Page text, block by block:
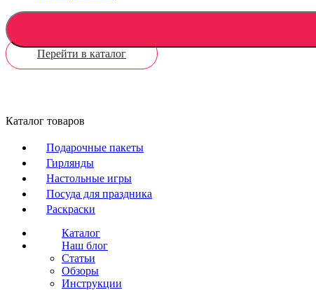
Перейти в каталог
Каталог товаров
Подарочные пакеты
Гирлянды
Настольные игры
Посуда для праздника
Раскраски
Каталог
Наш блог
Статьи
Обзоры
Инструкции